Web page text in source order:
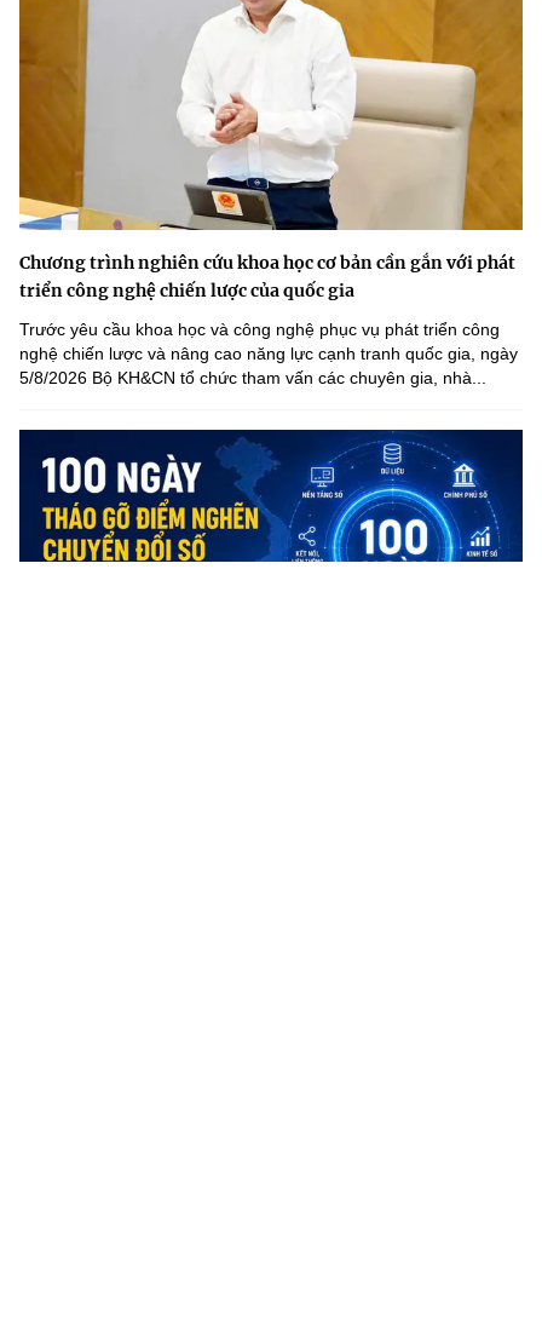
Chương trình nghiên cứu khoa học cơ bản cần gắn với phát
triển công nghệ chiến lược của quốc gia
Trước yêu cầu khoa học và công nghệ phục vụ phát triển công
nghệ chiến lược và nâng cao năng lực cạnh tranh quốc gia, ngày
5/8/2026 Bộ KH&CN tổ chức tham vấn các chuyên gia, nhà...